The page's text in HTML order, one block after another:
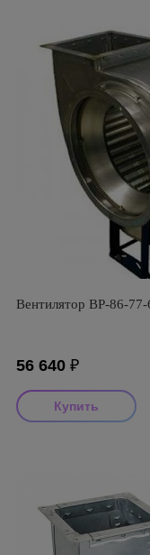
Вентилятор ВР-86-
56 640 ₽